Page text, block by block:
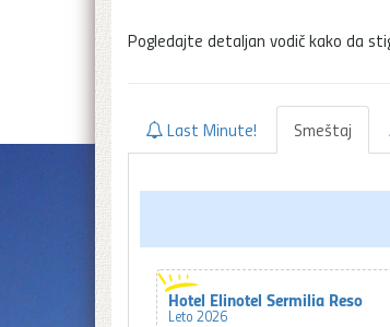
Pogledajte detaljan vodič kako da
Last Minute! Smeštaj
Hotel Elinotel Sermilia Reso
Leto 2026